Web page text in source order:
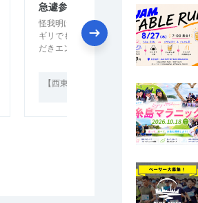
急遽参加したくなった際に最適！
怪我明けで参加を悩んでいたところ、ギリ
ギリでもエントリー可能な事を教えていた
だきエントリー。「記録が残らないのか…
【西東京30K】 直前エントリー
2026/1/12